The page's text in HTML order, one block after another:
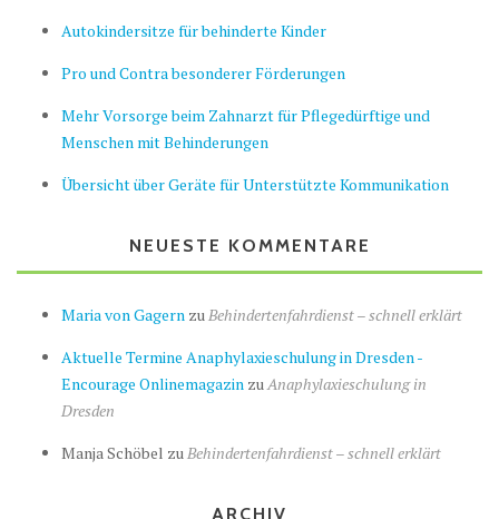
Autokindersitze für behinderte Kinder
Pro und Contra besonderer Förderungen
Mehr Vorsorge beim Zahnarzt für Pflegedürftige und
Menschen mit Behinderungen
Übersicht über Geräte für Unterstützte Kommunikation
NEUESTE KOMMENTARE
Maria von Gagern zu Behindertenfahrdienst – schnell erklärt
Aktuelle Termine Anaphylaxieschulung in Dresden -
Encourage Onlinemagazin zu Anaphylaxieschulung in
Dresden
Manja Schöbel zu Behindertenfahrdienst – schnell erklärt
ARCHIV